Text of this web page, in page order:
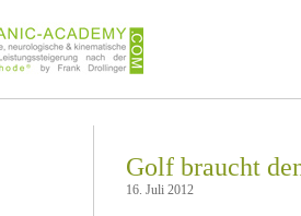
Golf braucht
16. Juli 2012